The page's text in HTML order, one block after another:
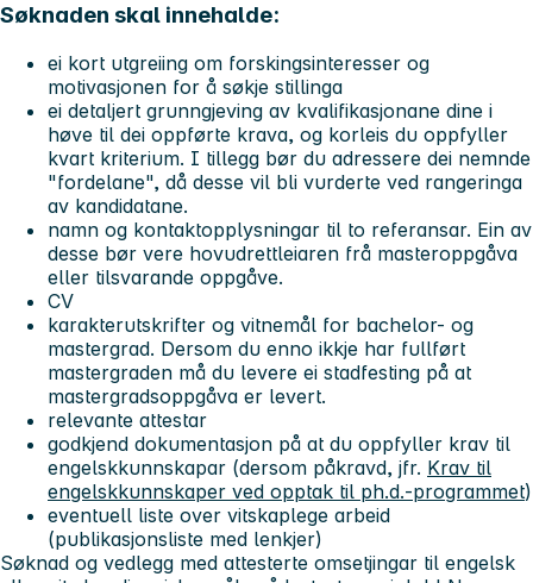
Søknaden skal innehalde:
ei kort utgreiing om forskingsinteresser og
motivasjonen for å søkje stillinga
ei detaljert grunngjeving av kvalifikasjonane dine i
høve til dei oppførte krava, og korleis du oppfyller
kvart kriterium. I tillegg bør du adressere dei nemnde
"fordelane", då desse vil bli vurderte ved rangeringa
av kandidatane.
namn og kontaktopplysningar til to referansar. Ein av
desse bør vere hovudrettleiaren frå masteroppgåva
eller tilsvarande oppgåve.
CV
karakterutskrifter og vitnemål for bachelor- og
mastergrad. Dersom du enno ikkje har fullført
mastergraden må du levere ei stadfesting på at
mastergradsoppgåva er levert.
relevante attestar
godkjend dokumentasjon på at du oppfyller krav til
engelskkunnskapar (dersom påkravd, jfr. Krav til
engelskkunnskaper ved opptak til ph.d.-programmet)
eventuell liste over vitskaplege arbeid
(publikasjonsliste med lenkjer)
Søknad og vedlegg med attesterte omsetjingar til engelsk